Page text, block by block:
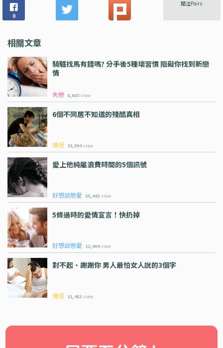
0
關注Pairs
相關文章
騎驢找馬有錯嗎? 分手後5種壞習慣 阻礙你找到新戀
情
失戀 8,603 view
6個不同居不知道的殘酷真相
情侶 33,594 view
愛上他純屬浪費時間的5個訊號
好想談戀愛 55,443 view
5條過時的愛情宣言！快扔掉
好想談戀愛 12,454 view
對不起、謝謝你 男人最怕女人說的3個字
情侶 31,481 view